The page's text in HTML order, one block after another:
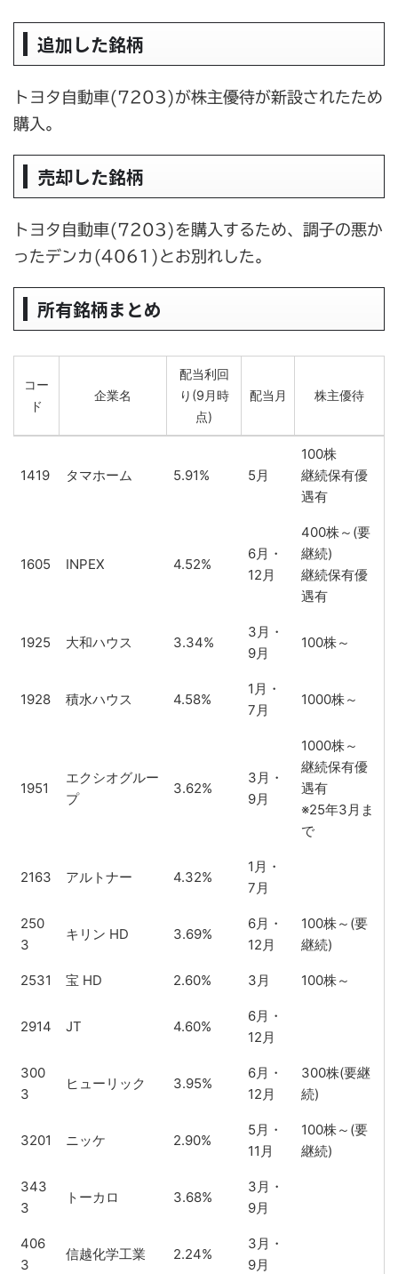
追加した銘柄
トヨタ自動車(7203)が株主優待が新設されたため
購入。
売却した銘柄
トヨタ自動車(7203)を購入するため、調子の悪か
ったデンカ(4061)とお別れした。
所有銘柄まとめ
コー
ド
企業名
配当利回
り(9月時
点)
配当月 株主優待
ド
り(9月時
株主優待
1419 タマホーム 5.91% 5月
100株
継続保有優
遇有
1605 INPEX 4.52%
6月・
12月
400株～(要
継続)
継続保有優
遇有
1925 大和ハウス 3.34%
3月・
9月
100株～
1928 積水ハウス 4.58%
1月・
7月
1000株～
1951
エクシオグルー
プ
3.62%
3月・
9月
1000株～
継続保有優
遇有
※25年3月ま
で
2163 アルトナー 4.32%
1月・
7月
250
3
キリン HD 3.69%
6月・
12月
100株～(要
継続)
2531 宝 HD 2.60% 3月 100株～
2914 JT 4.60%
6月・
12月
300
3
ヒューリック 3.95%
6月・
12月
300株(要継
続)
3201 ニッケ 2.90%
5月・
11月
100株～(要
継続)
343
3
トーカロ 3.68%
3月・
9月
406
3
信越化学工業 2.24%
3月・
9月